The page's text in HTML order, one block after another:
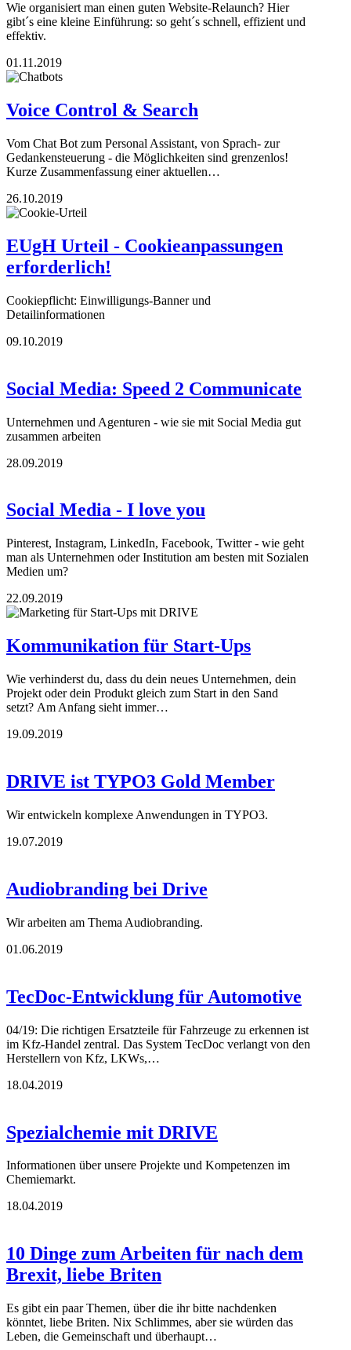
Wie organisiert man einen guten Website-Relaunch? Hier
gibt´s eine kleine Einführung: so geht´s schnell, effizient und
effektiv.
01.11.2019
Voice Control & Search
Vom Chat Bot zum Personal Assistant, von Sprach- zur
Gedankensteuerung - die Möglichkeiten sind grenzenlos!
Kurze Zusammenfassung einer aktuellen…
26.10.2019
EUgH Urteil - Cookieanpassungen
erforderlich!
Cookiepflicht: Einwilligungs-Banner und
Detailinformationen
09.10.2019
Social Media: Speed 2 Communicate
Unternehmen und Agenturen - wie sie mit Social Media gut
zusammen arbeiten
28.09.2019
Social Media - I love you
Pinterest, Instagram, LinkedIn, Facebook, Twitter - wie geht
man als Unternehmen oder Institution am besten mit Sozialen
Medien um?
22.09.2019
Kommunikation für Start-Ups
Wie verhinderst du, dass du dein neues Unternehmen, dein
Projekt oder dein Produkt gleich zum Start in den Sand
setzt? Am Anfang sieht immer…
19.09.2019
DRIVE ist TYPO3 Gold Member
Wir entwickeln komplexe Anwendungen in TYPO3.
19.07.2019
Audiobranding bei Drive
Wir arbeiten am Thema Audiobranding.
01.06.2019
TecDoc-Entwicklung für Automotive
04/19: Die richtigen Ersatzteile für Fahrzeuge zu erkennen ist
im Kfz-Handel zentral. Das System TecDoc verlangt von den
Herstellern von Kfz, LKWs,…
18.04.2019
Spezialchemie mit DRIVE
Informationen über unsere Projekte und Kompetenzen im
Chemiemarkt.
18.04.2019
10 Dinge zum Arbeiten für nach dem
Brexit, liebe Briten
Es gibt ein paar Themen, über die ihr bitte nachdenken
könntet, liebe Briten. Nix Schlimmes, aber sie würden das
Leben, die Gemeinschaft und überhaupt…